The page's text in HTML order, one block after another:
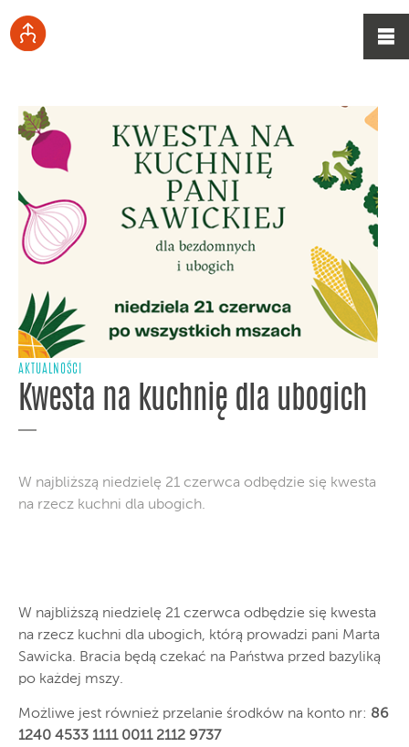
AKTUALNOŚCI
Kwesta na kuchnię dla ubogich
W najbliższą niedzielę 21 czerwca odbędzie się kwesta
na rzecz kuchni dla ubogich.
W najbliższą niedzielę 21 czerwca odbędzie się kwesta
na rzecz kuchni dla ubogich, którą prowadzi pani Marta
Sawicka. Bracia będą czekać na Państwa przed bazyliką
po każdej mszy.
Możliwe jest również przelanie środków na konto nr: 86
1240 4533 1111 0011 2112 9737